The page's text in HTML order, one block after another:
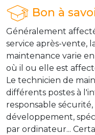
Bon à
Généralement
service après-vente,
maintenance varie
où il ou elle est
Le technicien de
différents postes à
responsable
développement,
par ordinateur...